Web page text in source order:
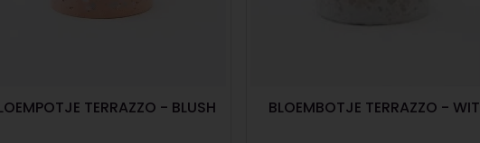
TERRAZZO - BLUSH BLOEMBOTJE TERRAZZO - WIT